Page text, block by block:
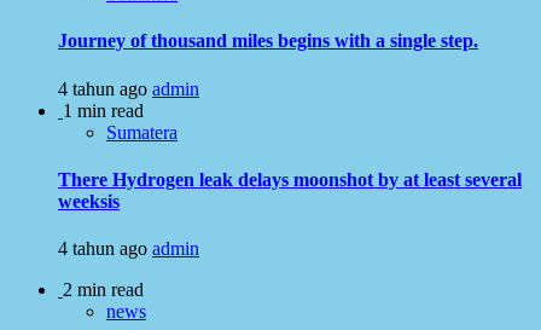
Journey of thousand miles begins with a single step.
4 tahun ago admin
1 min read
Sumatera
There Hydrogen leak delays moonshot by at least several
weeksis
4 tahun ago admin
2 min read
news